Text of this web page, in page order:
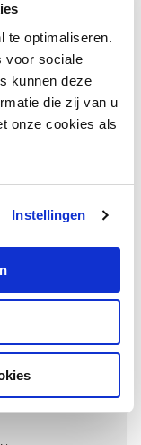
te optimaliseren.
voor sociale
kunnen deze
die zij van u
onze cookies als
Instellingen